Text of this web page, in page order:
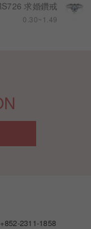
求婚鑽戒
0.30~1.49
+852-2311-1858